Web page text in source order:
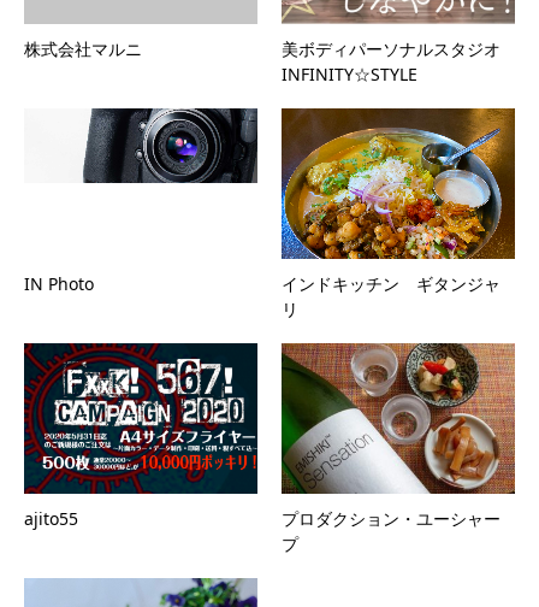
株式会社マルニ
美ボディパーソナルスタジオ
INFINITY☆STYLE
IN Photo
インドキッチン ギタンジャ
リ
ajito55
プロダクション・ユーシャー
プ